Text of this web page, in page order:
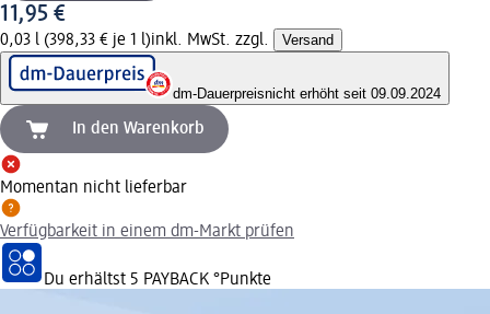
11,95 €
0,03 l (398,33 € je 1 l)inkl. MwSt. zzgl. Versand
dm-Dauerpreisnicht erhöht seit 09.09.2024
In den Warenkorb
Momentan nicht lieferbar
Verfügbarkeit in einem dm-Markt prüfen
Du erhältst 5 PAYBACK °Punkte